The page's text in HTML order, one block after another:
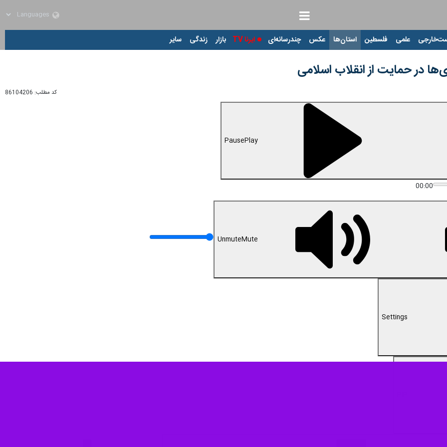
علمی فلسطین استان‌ها عکس چندرسانه‌ای ایرنا TV بازار زندگی سایر
در حمایت از انقلاب اسلامی
کد مطلب: 86104206